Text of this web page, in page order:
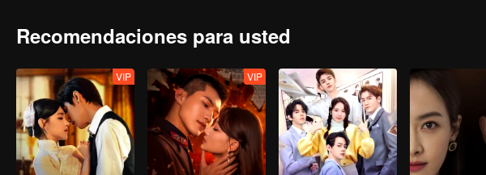
Recomendaciones para usted
VIP VIP